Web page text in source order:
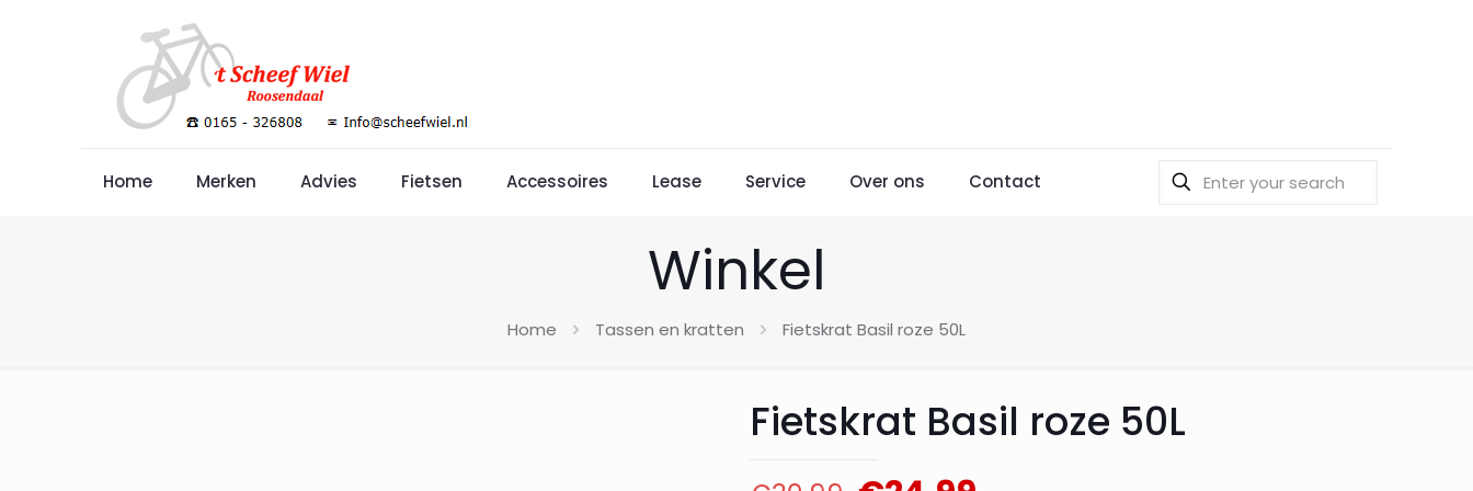
Home Merken Advies Fietsen Accessoires Lease Service Over ons Contact
Winkel
Home Tassen en kratten Fietskrat Basil roze 50L
Fietskrat Basil roze 50L